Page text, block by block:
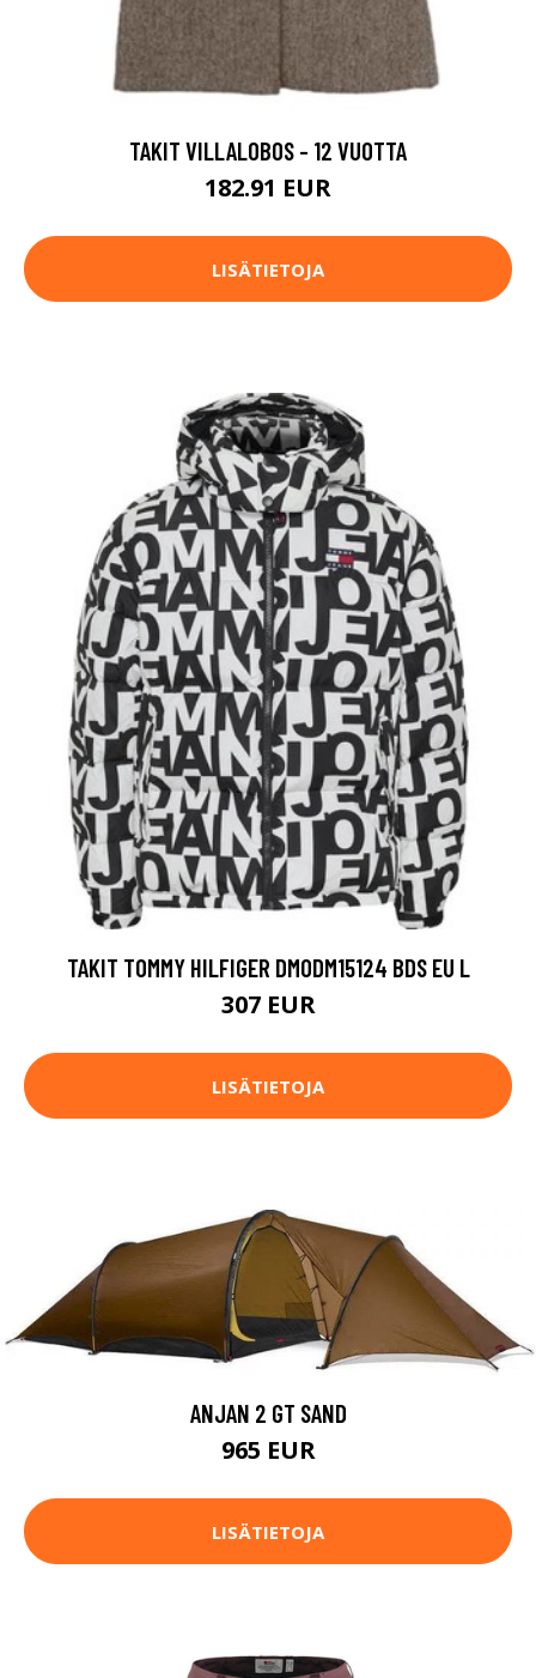
TAKIT VILLALOBOS - 12 VUOTTA
182.91 EUR
LISÄTIETOJA
TAKIT TOMMY HILFIGER DM0DM15124 BDS EU L
307 EUR
LISÄTIETOJA
ANJAN 2 GT SAND
965 EUR
LISÄTIETOJA